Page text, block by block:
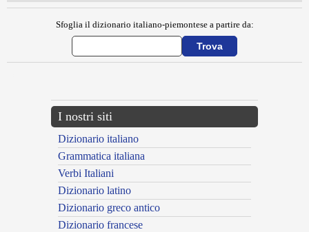
Sfoglia il dizionario italiano-piemontese a partire da:
I nostri siti
Dizionario italiano
Grammatica italiana
Verbi Italiani
Dizionario latino
Dizionario greco antico
Dizionario francese